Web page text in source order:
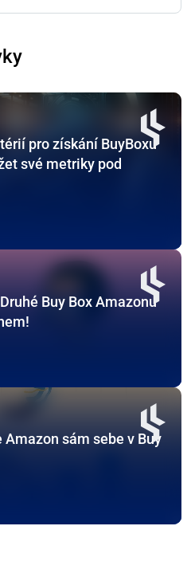
pro získání BuyBoxu
své metriky pod
Buy Box Amazonu
sám sebe v Buy